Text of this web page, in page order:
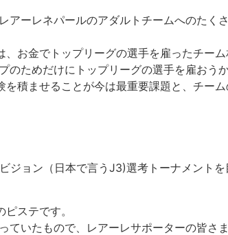
アーレネパールのアダルトチームへのたく
お金でトップリーグの選手を雇ったチーム
ためだけにトップリーグの選手を雇おう
積ませることが今は最重要課題と、チー
ジョン（日本で言うJ3)選考トーナメント
ステです。
ていたもので、レアーレサポーターの皆さ